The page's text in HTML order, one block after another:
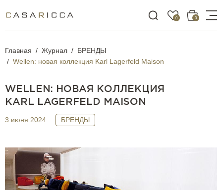
0 0
Главная Журнал
БРЕНДЫ
Wellen: новая коллекция Karl Lagerfeld Maison
WELLEN: НОВАЯ КОЛЛЕКЦИЯ
KARL LAGERFELD MAISON
3 июня 2024 БРЕНДЫ